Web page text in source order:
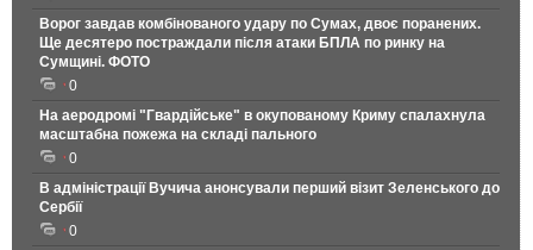
Ворог завдав комбінованого удару по Сумах, двоє поранених.
Ще десятеро постраждали після атаки БПЛА по ринку на
Сумщині. ФОТО
0
На аеродромі "Гвардійське" в окупованому Криму спалахнула
масштабна пожежа на складі пального
0
В адміністрації Вучича анонсували перший візит Зеленського до
Сербії
0